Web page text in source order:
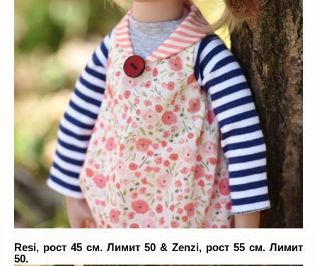
Resi, рост 45 см. Лимит 50 & Zenzi, рост 55 см. Лимит
50.